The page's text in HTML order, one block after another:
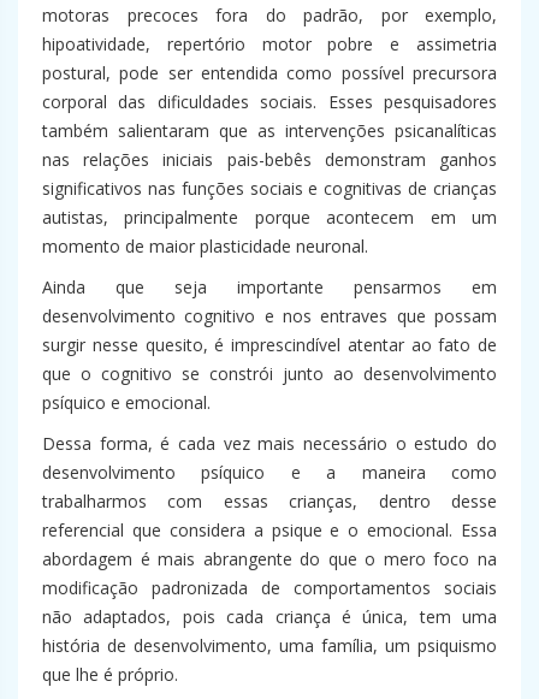
motoras precoces fora do padrão, por exemplo,
hipoatividade, repertório motor pobre e assimetria
postural, pode ser entendida como possível precursora
corporal das dificuldades sociais. Esses pesquisadores
também salientaram que as intervenções psicanalíticas
nas relações iniciais pais-bebês demonstram ganhos
significativos nas funções sociais e cognitivas de crianças
autistas, principalmente porque acontecem em um
momento de maior plasticidade neuronal.
Ainda que seja importante pensarmos em
desenvolvimento cognitivo e nos entraves que possam
surgir nesse quesito, é imprescindível atentar ao fato de
que o cognitivo se constrói junto ao desenvolvimento
psíquico e emocional.
Dessa forma, é cada vez mais necessário o estudo do
desenvolvimento psíquico e a maneira como
trabalharmos com essas crianças, dentro desse
referencial que considera a psique e o emocional. Essa
abordagem é mais abrangente do que o mero foco na
modificação padronizada de comportamentos sociais
não adaptados, pois cada criança é única, tem uma
história de desenvolvimento, uma família, um psiquismo
que lhe é próprio.